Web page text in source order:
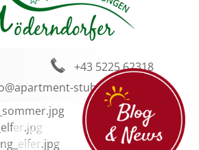
+43 5225 62318
stubai.com
Wetter Facebook